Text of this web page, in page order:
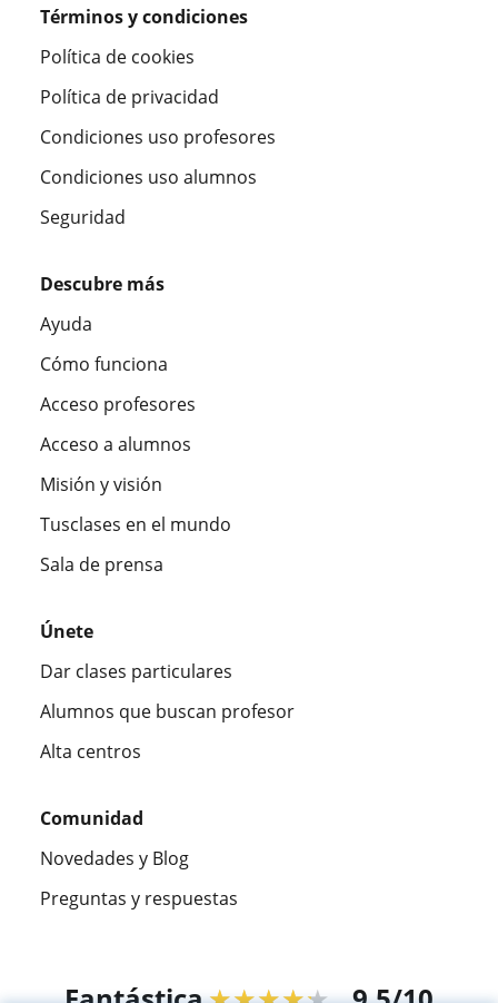
Términos y condiciones
Política de cookies
Política de privacidad
Condiciones uso profesores
Condiciones uso alumnos
Seguridad
Descubre más
Ayuda
Cómo funciona
Acceso profesores
Acceso a alumnos
Misión y visión
Tusclases en el mundo
Sala de prensa
Únete
Dar clases particulares
Alumnos que buscan profesor
Alta centros
Comunidad
Novedades y Blog
Preguntas y respuestas